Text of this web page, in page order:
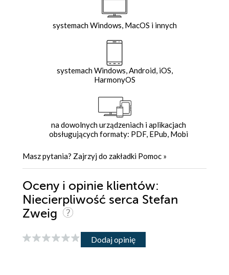
systemach Windows, MacOS i innych
systemach Windows, Android, iOS,
HarmonyOS
na dowolnych urządzeniach i aplikacjach
obsługujących formaty: PDF, EPub, Mobi
Masz pytania? Zajrzyj do zakładki Pomoc »
Oceny i opinie klientów:
Niecierpliwość serca Stefan
Zweig
Dodaj opinię